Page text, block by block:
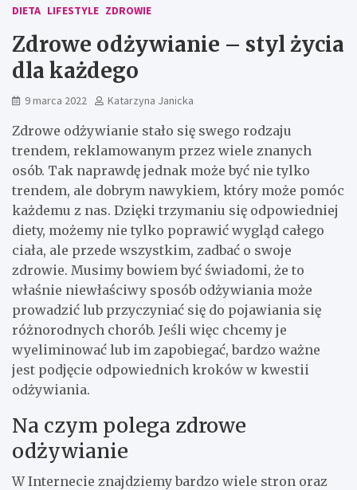
DIETA LIFESTYLE ZDROWIE
Zdrowe odżywianie – styl życia
dla każdego
9 marca 2022 Katarzyna Janicka
Zdrowe odżywianie stało się swego rodzaju
trendem, reklamowanym przez wiele znanych
osób. Tak naprawdę jednak może być nie tylko
trendem, ale dobrym nawykiem, który może pomóc
każdemu z nas. Dzięki trzymaniu się odpowiedniej
diety, możemy nie tylko poprawić wygląd całego
ciała, ale przede wszystkim, zadbać o swoje
zdrowie. Musimy bowiem być świadomi, że to
właśnie niewłaściwy sposób odżywiania może
prowadzić lub przyczyniać się do pojawiania się
różnorodnych chorób. Jeśli więc chcemy je
wyeliminować lub im zapobiegać, bardzo ważne
jest podjęcie odpowiednich kroków w kwestii
odżywiania.
Na czym polega zdrowe
odżywianie
W Internecie znajdziemy bardzo wiele stron oraz